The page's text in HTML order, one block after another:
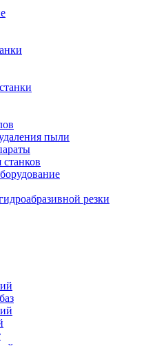
пыли
резки